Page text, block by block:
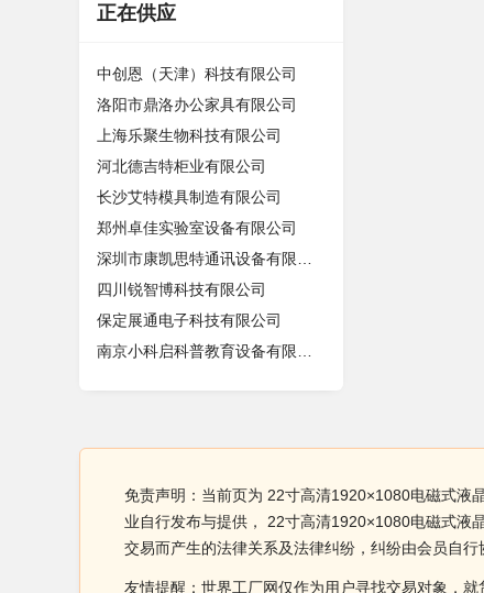
正在供应
中创恩（天津）科技有限公司
洛阳市鼎洛办公家具有限公司
上海乐聚生物科技有限公司
河北德吉特柜业有限公司
长沙艾特模具制造有限公司
郑州卓佳实验室设备有限公司
四川锐智博科技有限公司
保定展通电子科技有限公司
免责声明：当前页为 22寸高清1920×1080电磁式液
业自行发布与提供， 22寸高清1920×1080电磁式液
交易而产生的法律关系及法律纠纷，纠纷由会员自行
友情提醒：世界工厂网仅作为用户寻找交易对象，